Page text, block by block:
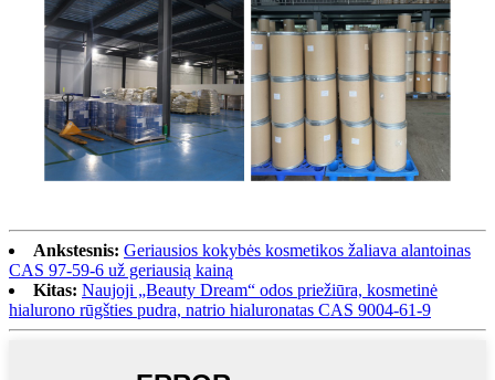
Ankstesnis: Geriausios kokybės kosmetikos žaliava alantoinas
CAS 97-59-6 už geriausią kainą
Kitas: Naujoji „Beauty Dream“ odos priežiūra, kosmetinė
hialurono rūgšties pudra, natrio hialuronatas CAS 9004-61-9